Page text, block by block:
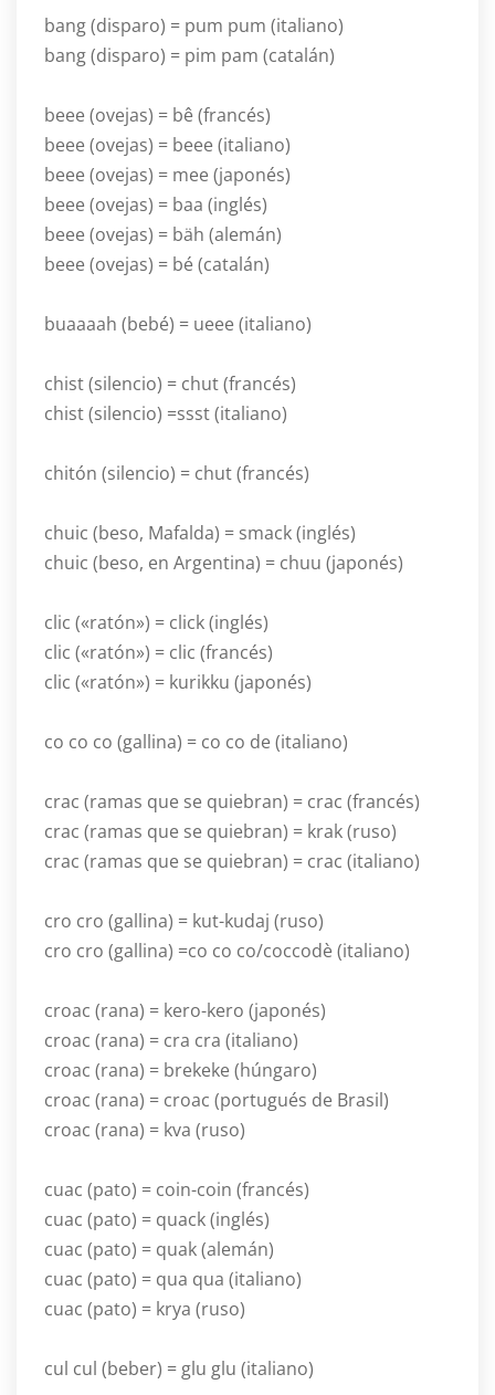
bang (disparo) = pum pum (italiano)
bang (disparo) = pim pam (catalán)
beee (ovejas) = bê (francés)
beee (ovejas) = beee (italiano)
beee (ovejas) = mee (japonés)
beee (ovejas) = baa (inglés)
beee (ovejas) = bäh (alemán)
beee (ovejas) = bé (catalán)
buaaaah (bebé) = ueee (italiano)
chist (silencio) = chut (francés)
chist (silencio) =ssst (italiano)
chitón (silencio) = chut (francés)
chuic (beso, Mafalda) = smack (inglés)
chuic (beso, en Argentina) = chuu (japonés)
clic («ratón») = click (inglés)
clic («ratón») = clic (francés)
clic («ratón») = kurikku (japonés)
co co co (gallina) = co co de (italiano)
crac (ramas que se quiebran) = crac (francés)
crac (ramas que se quiebran) = krak (ruso)
crac (ramas que se quiebran) = crac (italiano)
cro cro (gallina) = kut-kudaj (ruso)
cro cro (gallina) =co co co/coccodè (italiano)
croac (rana) = kero-kero (japonés)
croac (rana) = cra cra (italiano)
croac (rana) = brekeke (húngaro)
croac (rana) = croac (portugués de Brasil)
croac (rana) = kva (ruso)
cuac (pato) = coin-coin (francés)
cuac (pato) = quack (inglés)
cuac (pato) = quak (alemán)
cuac (pato) = qua qua (italiano)
cuac (pato) = krya (ruso)
cul cul (beber) = glu glu (italiano)